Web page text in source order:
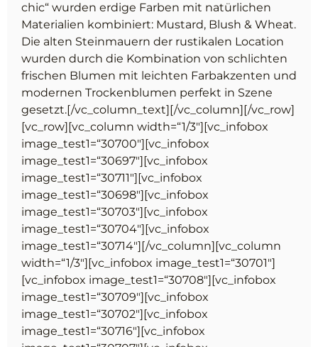
chic“ wurden erdige Farben mit natürlichen
Materialien kombiniert: Mustard, Blush & Wheat.
Die alten Steinmauern der rustikalen Location
wurden durch die Kombination von schlichten
frischen Blumen mit leichten Farbakzenten und
modernen Trockenblumen perfekt in Szene
gesetzt.[/vc_column_text][/vc_column][/vc_row]
[vc_row][vc_column width=“1/3″][vc_infobox
image_test1=“30700″][vc_infobox
image_test1=“30697″][vc_infobox
image_test1=“30711″][vc_infobox
image_test1=“30698″][vc_infobox
image_test1=“30703″][vc_infobox
image_test1=“30704″][vc_infobox
image_test1=“30714″][/vc_column][vc_column
width=“1/3″][vc_infobox image_test1=“30701″]
[vc_infobox image_test1=“30708″][vc_infobox
image_test1=“30709″][vc_infobox
image_test1=“30702″][vc_infobox
image_test1=“30716″][vc_infobox